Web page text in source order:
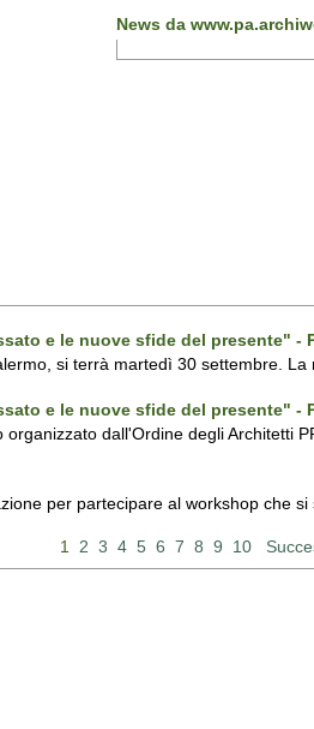
News da
e le nuove sfide del presente" -
si terrà martedì 30 settembre.
e le nuove sfide del presente" -
dall'Ordine degli Architetti
per partecipare al workshop che
1 2 3 4 5 6 7 8 9 10